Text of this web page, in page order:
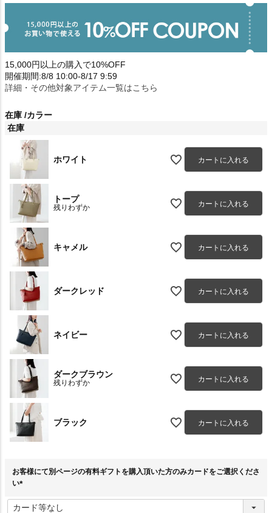
15,000円以上の購入で10%OFF
開催期間:8/8 10:00-8/17 9:59
詳細・その他対象アイテム一覧はこちら
在庫 カラー
在庫
ホワイト カートに入れる
トープ
残りわずか カートに入れる
キャメル カートに入れる
ダークレッド カートに入れる
ネイビー カートに入れる
ダークブラウン
残りわずか カートに入れる
ブラック カートに入れる
お客様にて別ページの有料ギフトを購入頂いた方のみカードをご選択くださ
い
必